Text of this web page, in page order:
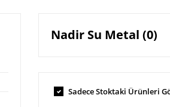
Nadir Su Metal (0)
Sadece Stoktaki Ürünleri